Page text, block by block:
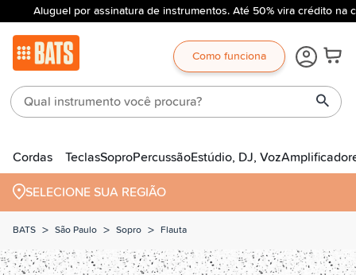
Aluguel por assinatura de instrumentos. Até 50% vira crédito na
Como funciona
Cordas TeclasSoproPercussãoEstúdio, DJ, Voz
SELECIONE SUA REGIÃO
BATS > São Paulo > Sopro > Flauta